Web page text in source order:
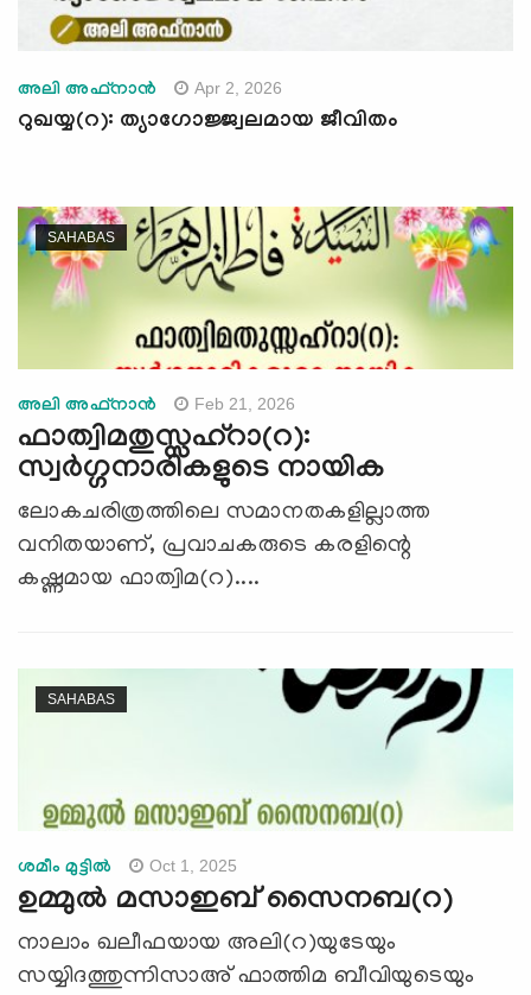
അലി അഫ്നാന്‍ Apr 2, 2026
റുഖയ്യ(റ): ത്യാഗോജ്ജ്വലമായ ജീവിതം
SAHABAS
അലി അഫ്നാന്‍ Feb 21, 2026
ഫാത്വിമതുസ്സഹ്റാ(റ):
സ്വര്‍ഗ്ഗനാരികളുടെ നായിക
ലോകചരിത്രത്തിലെ സമാനതകളില്ലാത്ത
വനിതയാണ്, പ്രവാചകരുടെ കരളിന്റെ
കഷ്ണമായ ഫാത്വിമ(റ)....
SAHABAS
ശമീം മുട്ടിൽ Oct 1, 2025
ഉമ്മുല്‍ മസാഇബ് സൈനബ(റ)
നാലാം ഖലീഫയായ അലി(റ)യുടേയും
സയ്യിദത്തുന്നിസാഅ് ഫാത്തിമ ബീവിയുടെയും